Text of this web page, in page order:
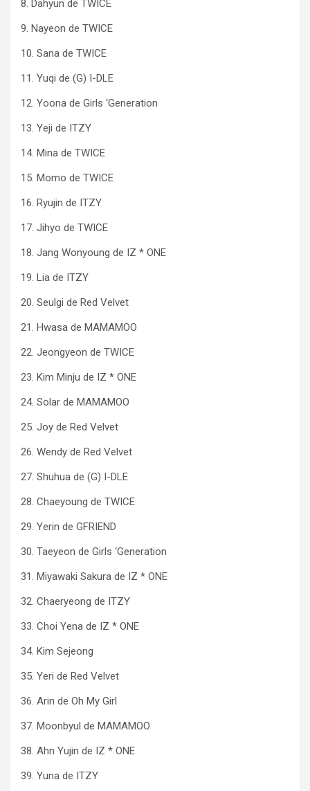
8. Dahyun de TWICE
9. Nayeon de TWICE
10. Sana de TWICE
11. Yuqi de (G) I-DLE
12. Yoona de Girls ‘Generation
13. Yeji de ITZY
14. Mina de TWICE
15. Momo de TWICE
16. Ryujin de ITZY
17. Jihyo de TWICE
18. Jang Wonyoung de IZ * ONE
19. Lia de ITZY
20. Seulgi de Red Velvet
21. Hwasa de MAMAMOO
22. Jeongyeon de TWICE
23. Kim Minju de IZ * ONE
24. Solar de MAMAMOO
25. Joy de Red Velvet
26. Wendy de Red Velvet
27. Shuhua de (G) I-DLE
28. Chaeyoung de TWICE
29. Yerin de GFRIEND
30. Taeyeon de Girls ‘Generation
31. Miyawaki Sakura de IZ * ONE
32. Chaeryeong de ITZY
33. Choi Yena de IZ * ONE
34. Kim Sejeong
35. Yeri de Red Velvet
36. Arin de Oh My Girl
37. Moonbyul de MAMAMOO
38. Ahn Yujin de IZ * ONE
39. Yuna de ITZY